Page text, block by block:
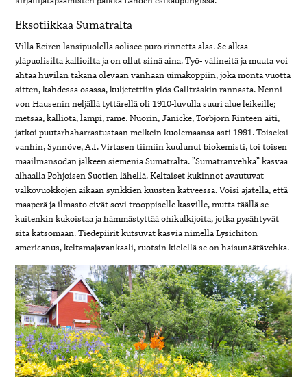
Eksotiikkaa Sumatralta
Villa Reiren länsipuolella solisee puro rinnettä alas. Se alkaa
yläpuolisilta kallioilta ja on ollut siinä aina. Työ- välineitä ja muuta voi
ahtaa huvilan takana olevaan vanhaan uimakoppiin, joka monta vuotta
sitten, kahdessa osassa, kuljetettiin ylös Gallträskin rannasta. Nenni
von Hausenin neljällä tyttärellä oli 1910-luvulla suuri alue leikeille;
metsää, kalliota, lampi, räme. Nuorin, Janicke, Torbjörn Rinteen äiti,
jatkoi puutarhaharrastustaan melkein kuolemaansa asti 1991. Toiseksi
vanhin, Synnöve, A.I. Virtasen tiimiin kuulunut biokemisti, toi toisen
maailmansodan jälkeen siemeniä Sumatralta. ”Sumatranvehka” kasvaa
alhaalla Pohjoisen Suotien lähellä. Keltaiset kukinnot avautuvat
valkovuokkojen aikaan synkkien kuusten katveessa. Voisi ajatella, että
maaperä ja ilmasto eivät sovi trooppiselle kasville, mutta täällä se
kuitenkin kukoistaa ja hämmästyttää ohikulkijoita, jotka pysähtyvät
sitä katsomaan. Tiedepiirit kutsuvat kasvia nimellä Lysichiton
americanus, keltamajavankaali, ruotsin kielellä se on haisunäätävehka.